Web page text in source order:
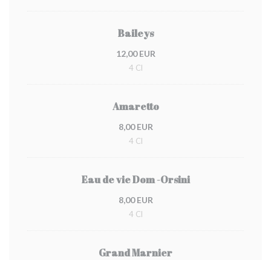
Baileys
12,00 EUR
4 Cl
Amaretto
8,00 EUR
4 Cl
Eau de vie Dom -Orsini
8,00 EUR
4 Cl
Grand Marnier